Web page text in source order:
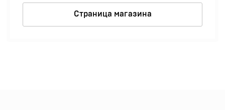
Страница магазина